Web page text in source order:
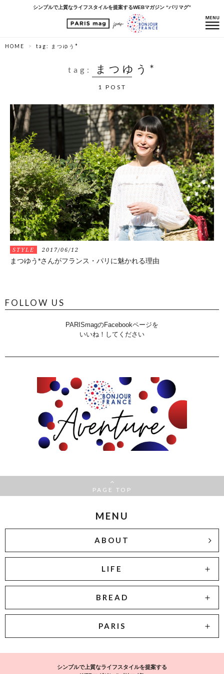
シンプルで上質なライフスタイルを提案するWEBマガジン “パリマグ”
HOME tag: まつゆう*
tag: まつゆう*
1 POST
STYLE 2017/06/12
まつゆう*さんがフランス・パリに魅かれる理由
FOLLOW US
PARISmagのFacebookページを
いいね！してください
PAGE TOP
MENU
ABOUT
LIFE
BREAD
PARIS
シンプルで上質なライフスタイルを提案する